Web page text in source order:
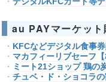
au PAYマーケット
KFCなどデジタル食事券
マカフィーリブセーフ【
ミート21ショップ 鶏の
チュベ・ド・ショコラ